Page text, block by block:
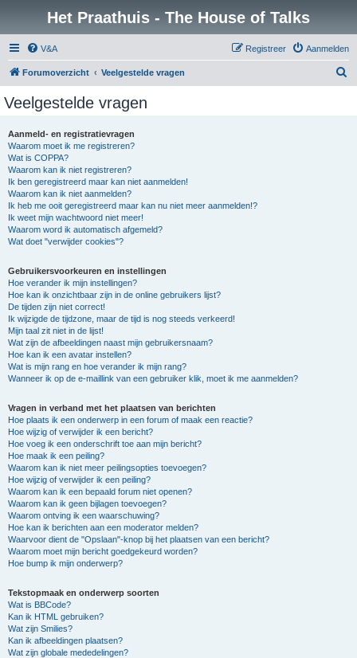
Het Praathuis - The House of Talks
V&A Aanmelden
Registreer
Forumoverzicht Veelgestelde vragen
Veelgestelde vragen
Aanmeld- en registratievragen
Waarom moet ik me registreren?
Wat is COPPA?
Waarom kan ik niet registreren?
Ik ben geregistreerd maar kan niet aanmelden!
Waarom kan ik niet aanmelden?
Ik heb me ooit geregistreerd maar kan nu niet meer aanmelden!?
Ik weet mijn wachtwoord niet meer!
Waarom word ik automatisch afgemeld?
Wat doet "verwijder cookies"?
Gebruikersvoorkeuren en instellingen
Hoe verander ik mijn instellingen?
Hoe kan ik onzichtbaar zijn in de online gebruikers lijst?
De tijden zijn niet correct!
Ik wijzigde de tijdzone, maar de tijd is nog steeds verkeerd!
Mijn taal zit niet in de lijst!
Wat zijn de afbeeldingen naast mijn gebruikersnaam?
Hoe kan ik een avatar instellen?
Wat is mijn rang en hoe verander ik mijn rang?
Wanneer ik op de e-maillink van een gebruiker klik, moet ik me aanmelden?
Vragen in verband met het plaatsen van berichten
Hoe plaats ik een onderwerp in een forum of maak een reactie?
Hoe wijzig of verwijder ik een bericht?
Hoe voeg ik een onderschrift toe aan mijn bericht?
Hoe maak ik een peiling?
Waarom kan ik niet meer peilingsopties toevoegen?
Hoe wijzig of verwijder ik een peiling?
Waarom kan ik een bepaald forum niet openen?
Waarom kan ik geen bijlagen toevoegen?
Waarom ontving ik een waarschuwing?
Hoe kan ik berichten aan een moderator melden?
Waarvoor dient de "Opslaan"-knop bij het plaatsen van een bericht?
Waarom moet mijn bericht goedgekeurd worden?
Hoe bump ik mijn onderwerp?
Tekstopmaak en onderwerp soorten
Wat is BBCode?
Kan ik HTML gebruiken?
Wat zijn Smilies?
Kan ik afbeeldingen plaatsen?
Wat zijn globale mededelingen?